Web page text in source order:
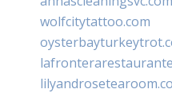
wolfcitytattoo.com